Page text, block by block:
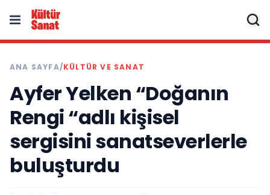
ANA SAYFA/KÜLTÜR VE SANAT
Ayfer Yelken “Doğanın
Rengi “adlı kişisel
sergisini sanatseverlerle
buluşturdu